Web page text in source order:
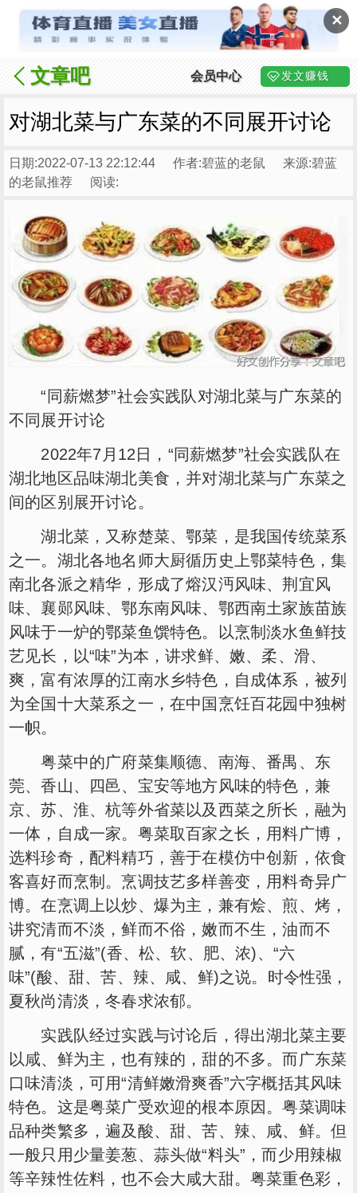
✕
文章吧 会员中心 发文赚钱
对湖北菜与广东菜的不同展开讨论
日期:2022-07-13 22:12:44 作者:碧蓝的老鼠
来源:碧蓝
的老鼠推荐
阅读:
“同薪燃梦”社会实践队对湖北菜与广东菜的
不同展开讨论
2022年7月12日，“同薪燃梦”社会实践队在
湖北地区品味湖北美食，并对湖北菜与广东菜之
间的区别展开讨论。
湖北菜，又称楚菜、鄂菜，是我国传统菜系
之一。湖北各地名师大厨循历史上鄂菜特色，集
南北各派之精华，形成了熔汉沔风味、荆宜风
味、襄郧风味、鄂东南风味、鄂西南土家族苗族
风味于一炉的鄂菜鱼馔特色。以烹制淡水鱼鲜技
艺见长，以“味”为本，讲求鲜、嫩、柔、滑、
爽，富有浓厚的江南水乡特色，自成体系，被列
为全国十大菜系之一，在中国烹饪百花园中独树
一帜。
粤菜中的广府菜集顺德、南海、番禺、东
莞、香山、四邑、宝安等地方风味的特色，兼
京、苏、淮、杭等外省菜以及西菜之所长，融为
一体，自成一家。粤菜取百家之长，用料广博，
选料珍奇，配料精巧，善于在模仿中创新，依食
客喜好而烹制。烹调技艺多样善变，用料奇异广
博。在烹调上以炒、爆为主，兼有烩、煎、烤，
讲究清而不淡，鲜而不俗，嫩而不生，油而不
腻，有“五滋”(香、松、软、肥、浓)、“六
味”(酸、甜、苦、辣、咸、鲜)之说。时令性强，
夏秋尚清淡，冬春求浓郁。
实践队经过实践与讨论后，得出湖北菜主要
以咸、鲜为主，也有辣的，甜的不多。而广东菜
口味清淡，可用“清鲜嫩滑爽香”六字概括其风味
特色。这是粤菜广受欢迎的根本原因。粤菜调味
品种类繁多，遍及酸、甜、苦、辣、咸、鲜。但
一般只用少量姜葱、蒜头做“料头”，而少用辣椒
等辛辣性佐料，也不会大咸大甜。粤菜重色彩，